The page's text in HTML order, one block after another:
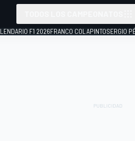
F1 2026FRANCO COLAPINTOSERGIO